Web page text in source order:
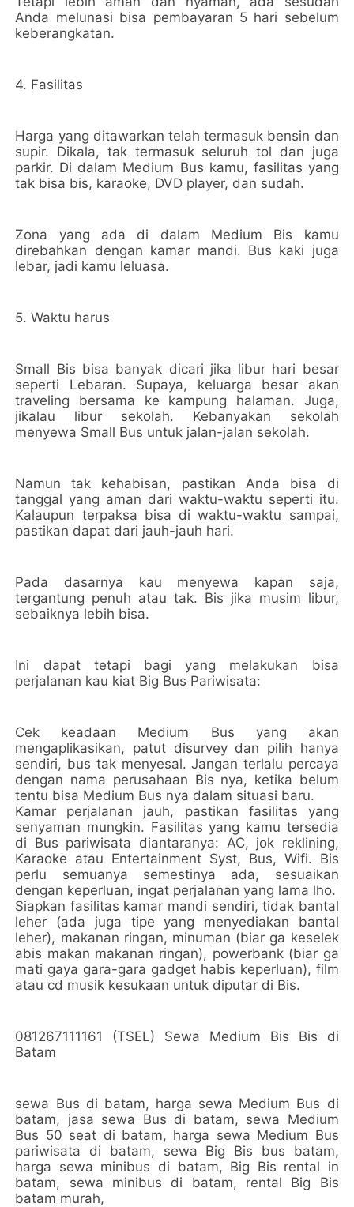
Anda melunasi bisa pembayaran 5 hari sebelum
keberangkatan.
4. Fasilitas
Harga yang ditawarkan telah termasuk bensin dan
supir. Dikala, tak termasuk seluruh tol dan juga
parkir. Di dalam Medium Bus kamu, fasilitas yang
tak bisa bis, karaoke, DVD player, dan sudah.
Zona yang ada di dalam Medium Bis kamu
direbahkan dengan kamar mandi. Bus kaki juga
lebar, jadi kamu leluasa.
5. Waktu harus
Small Bis bisa banyak dicari jika libur hari besar
seperti Lebaran. Supaya, keluarga besar akan
traveling bersama ke kampung halaman. Juga,
jikalau libur sekolah. Kebanyakan sekolah
menyewa Small Bus untuk jalan-jalan sekolah.
Namun tak kehabisan, pastikan Anda bisa di
tanggal yang aman dari waktu-waktu seperti itu.
Kalaupun terpaksa bisa di waktu-waktu sampai,
pastikan dapat dari jauh-jauh hari.
Pada dasarnya kau menyewa kapan saja,
tergantung penuh atau tak. Bis jika musim libur,
sebaiknya lebih bisa.
Ini dapat tetapi bagi yang melakukan bisa
perjalanan kau kiat Big Bus Pariwisata:
Cek keadaan Medium Bus yang akan
mengaplikasikan, patut disurvey dan pilih hanya
sendiri, bus tak menyesal. Jangan terlalu percaya
dengan nama perusahaan Bis nya, ketika belum
tentu bisa Medium Bus nya dalam situasi baru.
Kamar perjalanan jauh, pastikan fasilitas yang
senyaman mungkin. Fasilitas yang kamu tersedia
di Bus pariwisata diantaranya: AC, jok reklining,
Karaoke atau Entertainment Syst, Bus, Wifi. Bis
perlu semuanya semestinya ada, sesuaikan
dengan keperluan, ingat perjalanan yang lama lho.
Siapkan fasilitas kamar mandi sendiri, tidak bantal
leher (ada juga tipe yang menyediakan bantal
leher), makanan ringan, minuman (biar ga keselek
abis makan makanan ringan), powerbank (biar ga
mati gaya gara-gara gadget habis keperluan), film
atau cd musik kesukaan untuk diputar di Bis.
081267111161 (TSEL) Sewa Medium Bis Bis di
Batam
sewa Bus di batam, harga sewa Medium Bus di
batam, jasa sewa Bus di batam, sewa Medium
Bus 50 seat di batam, harga sewa Medium Bus
pariwisata di batam, sewa Big Bis bus batam,
harga sewa minibus di batam, Big Bis rental in
batam, sewa minibus di batam, rental Big Bis
batam murah,